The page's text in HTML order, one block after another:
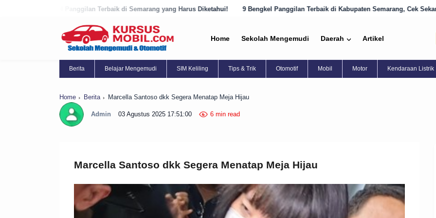
Terbaik di Semarang yang Harus Diketahui! 9 Bengkel Panggilan Terbaik di Kabupaten Semarang, Cek Sekarang! 8 Daftar
Home Sekolah Mengemudi Daerah Artikel
Berita Belajar Mengemudi SIM Keliling Tips & Trik Otomotif Mobil Motor Kendaraan Listrik
Home Berita Marcella Santoso dkk Segera Menatap Meja Hijau
Admin 03 Agustus 2025 17:51:00 6 min read
Marcella Santoso dkk Segera Menatap Meja Hijau